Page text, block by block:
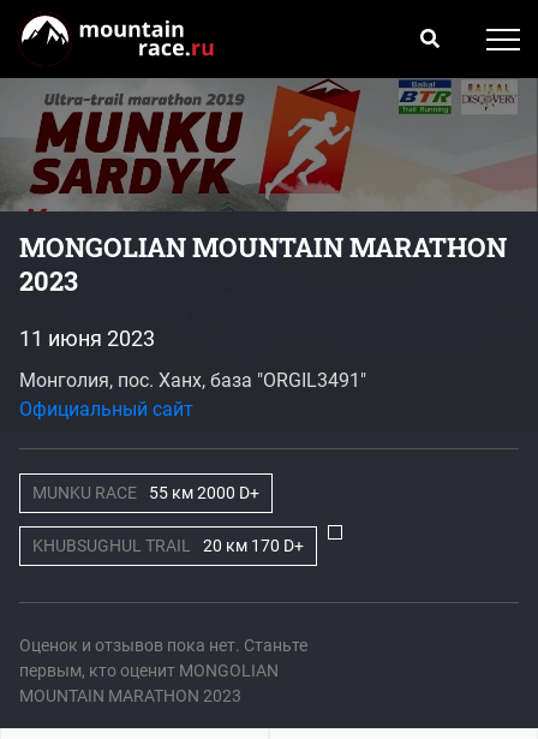
MONGOLIAN MOUNTAIN MARATHON
2023
Оценок и отзывов пока нет. Станьте
первым, кто оценит MONGOLIAN
MOUNTAIN MARATHON 2023
11 июня 2023
Монголия, пос. Ханх, база "ORGIL3491"
Официальный сайт
MUNKU RACE 55 км 2000 D+
KHUBSUGHUL TRAIL 20 км 170 D+